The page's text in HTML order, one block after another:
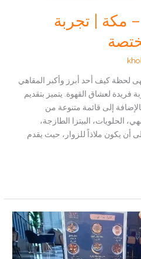
مكة | تجربة
لحظة كيف أحد أبرز وأكبر المقاهي
لعشاق القهوة. يتميز بتقديم
إلى قائمة متنوعة من
الحلويات، البيتزا الطازجة،
أن يكون ملاذاً للزوار، حيث يقدم